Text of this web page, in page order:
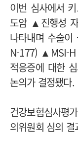
이번 심사에서
도암 ▲진행성
나타내며 수술이
N-177) ▲MSI-H
적응증에 대한
논의가 결정됐다.
건강보험심사평
의위원회 심의